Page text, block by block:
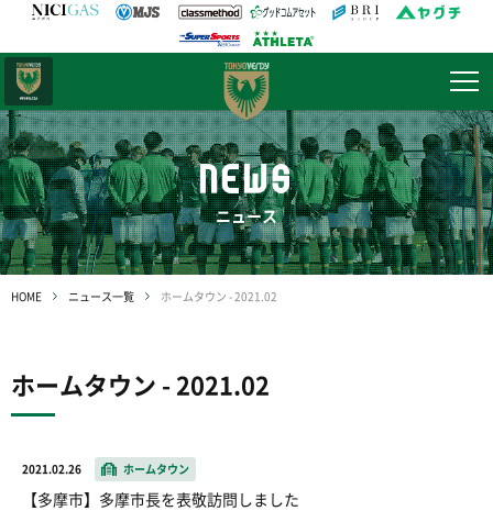
NEWS
ニュース
HOME ニュース一覧 ホームタウン - 2021.02
ホームタウン - 2021.02
2021.02.26 ホームタウン
【多摩市】多摩市長を表敬訪問しました